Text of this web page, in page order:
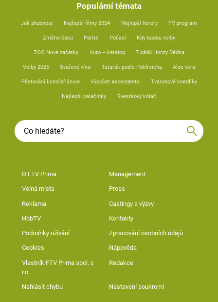
Populární témata
Jak zhubnout Nejlepší filmy 2024 Nejlepší horory TV program
Změna času Partie Počasí Kdy budou volby
ZOO Nové začátky Auto – katalog 7 pádů Honzy Dědka
Volby 2025 Svařené víno Tatarák podle Pohlreicha Aloe vera
Pěstování lichořeřišnice Výpočet ascendentu Tvarohové knedlíky
Nejlepší palačinky Švestkový koláč
O FTV Prima Management
Volná místa Press
Reklama Castingy a výzvy
HbbTV Kontakty
Podmínky užívání Zpracování osobních údajů
Cookies Nápověda
Vlastník FTV Prima spol. s
r.o.
Redakce
Nahlásit chybu Nastavení soukromí